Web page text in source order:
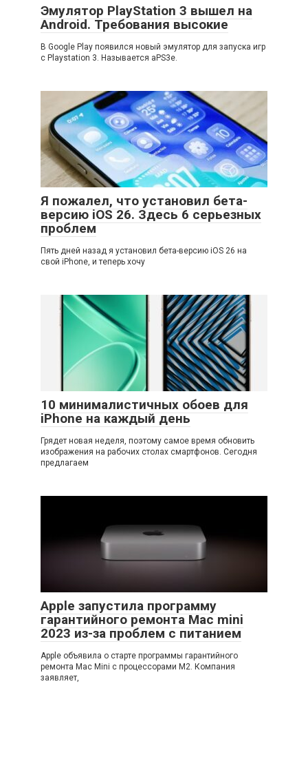
Эмулятор PlayStation 3 вышел на
Android. Требования высокие
В Google Play появился новый эмулятор для запуска игр
с Playstation 3. Называется aPS3e.
Я пожалел, что установил бета-
версию iOS 26. Здесь 6 серьезных
проблем
Пять дней назад я установил бета-версию iOS 26 на
свой iPhone, и теперь хочу
10 минималистичных обоев для
iPhone на каждый день
Грядет новая неделя, поэтому самое время обновить
изображения на рабочих столах смартфонов. Сегодня
предлагаем
Apple запустила программу
гарантийного ремонта Mac mini
2023 из-за проблем с питанием
Apple объявила о старте программы гарантийного
ремонта Mac Mini с процессорами M2. Компания
заявляет,